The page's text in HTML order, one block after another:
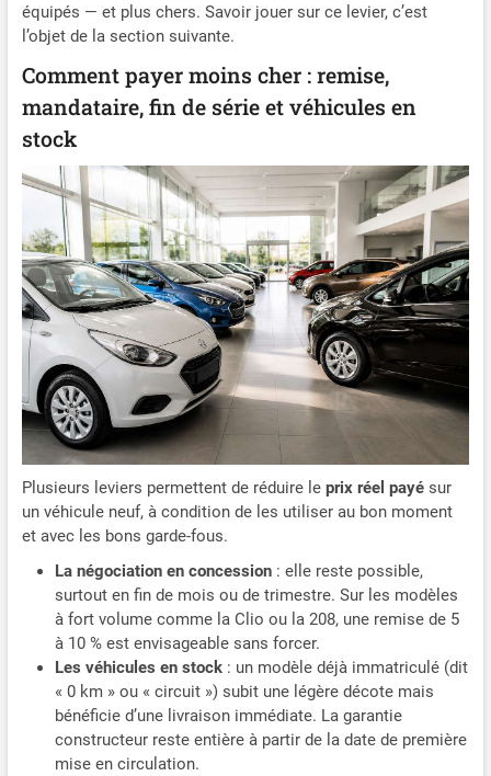
équipés — et plus chers. Savoir jouer sur ce levier, c’est
l’objet de la section suivante.
Comment payer moins cher : remise,
mandataire, fin de série et véhicules en
stock
Plusieurs leviers permettent de réduire le prix réel payésur
un véhicule neuf, à condition de les utiliser au bon moment
et avec les bons garde-fous.
La négociation en concession: elle reste possible,
surtout en fin de mois ou de trimestre. Sur les modèles
à fort volume comme la Clio ou la 208, une remise de 5
à 10 % est envisageable sans forcer.
Les véhicules en stock: un modèle déjà immatriculé (dit
« 0 km » ou « circuit ») subit une légère décote mais
bénéficie d’une livraison immédiate. La garantie
constructeur reste entière à partir de la date de première
mise en circulation.